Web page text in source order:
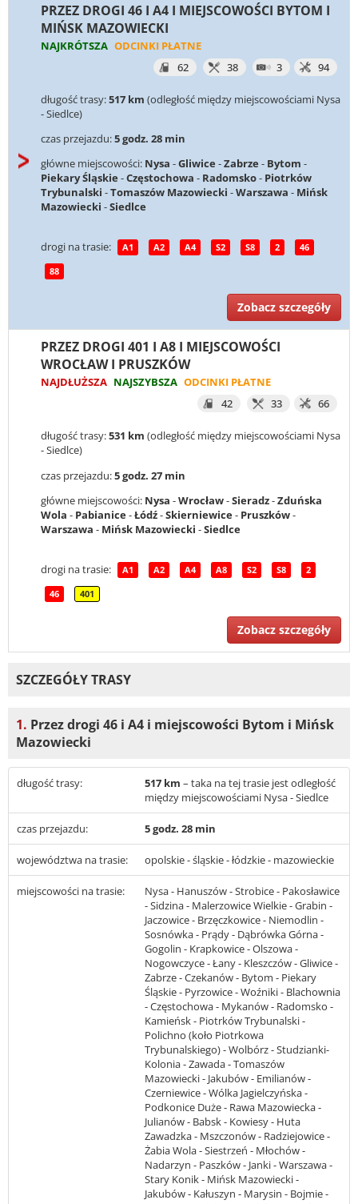
PRZEZ DROGI 46 I A4 I MIEJSCOWOŚCI BYTOM I
MIŃSK MAZOWIECKI
NAJKRÓTSZA ODCINKI PŁATNE
62
38 3 94
długość trasy:517 km (odległość między miejscowościami Nysa
- Siedlce)
czas przejazdu:5 godz. 28 min
główne miejscowości: Nysa -Gliwice -Zabrze - Bytom -
Piekary Śląskie -Częstochowa - Radomsko- Piotrków
Trybunalski -Tomaszów Mazowiecki -Warszawa - Mińsk
Mazowiecki -Siedlce
drogi na trasie: A1 A2 A4 S2 S8 2 46
88
Zobacz szczegóły
PRZEZ DROGI 401 I A8 I MIEJSCOWOŚCI
WROCŁAW I PRUSZKÓW
NAJDŁUŻSZA NAJSZYBSZA ODCINKI PŁATNE
42
33 66
długość trasy:531 km (odległość między miejscowościami Nysa
- Siedlce)
czas przejazdu:5 godz. 27 min
główne miejscowości: Nysa -Wrocław-Sieradz-Zduńska
Wola - Pabianice-Łódź-Skierniewice- Pruszków-
Warszawa - Mińsk Mazowiecki -Siedlce
drogi na trasie: A1 A2 A4 A8 S2 S8 2
46 401
Zobacz szczegóły
SZCZEGÓŁY TRASY
1. Przez drogi 46 i A4 i miejscowości Bytom i Mińsk
Mazowiecki
długość trasy: 517 km – taka na tej trasie jest odległość
między miejscowościami Nysa - Siedlce
czas przejazdu: 5 godz. 28 min
województwa na trasie: opolskie - śląskie - łódzkie - mazowieckie
miejscowości na trasie:
Nysa - Hanuszów - Strobice - Pakosławice
- Sidzina - Malerzowice Wielkie - Grabin -
Jaczowice - Brzęczkowice - Niemodlin -
Sosnówka - Prądy - Dąbrówka Górna -
Gogolin - Krapkowice - Olszowa -
Nogowczyce - Łany - Kleszczów - Gliwice -
Zabrze - Czekanów - Bytom - Piekary
Śląskie - Pyrzowice - Woźniki - Blachownia
- Częstochowa - Mykanów - Radomsko -
Kamieńsk - Piotrków Trybunalski -
Polichno (koło Piotrkowa
Trybunalskiego) - Wolbórz - Studzianki-
Kolonia - Zawada - Tomaszów
Mazowiecki - Jakubów - Emilianów -
Czerniewice - Wólka Jagielczyńska -
Podkonice Duże - Rawa Mazowiecka -
Julianów - Babsk - Kowiesy - Huta
Zawadzka - Mszczonów - Radziejowice -
Żabia Wola - Siestrzeń - Młochów -
Nadarzyn - Paszków - Janki - Warszawa -
Stary Konik - Mińsk Mazowiecki -
Jakubów - Kałuszyn - Marysin - Bojmie -